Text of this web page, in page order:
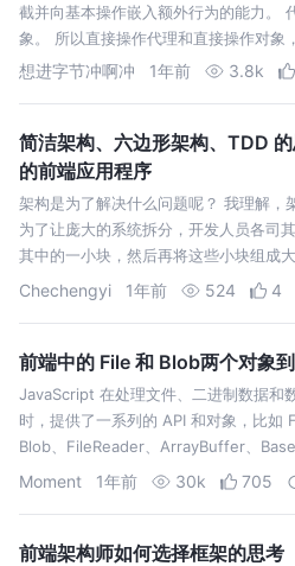
截并向基本操作嵌入额外行为的能力。
象。 所以直接操作代理和直接操作对象
象上。
想进字节冲啊冲 1年前 3.8k
简洁架构、六边形架构、TDD
的前端应用程序
架构是为了解决什么问题呢？ 我理解，
为了让庞大的系统拆分，开发人员各司
其中的一小块，然后再将这些小块组成
一个目标就是，架构设计是在满足当下业
Chechengyi 1年前 524 4
前端中的 File 和 Blob两个对象到
JavaScript 在处理文件、二进制数据和
时，提供了一系列的 API 和对象，比如
Blob、FileReader、ArrayBuffer、
Object URL 和
Moment 1年前 30k 705
前端架构师如何选择框架的思考